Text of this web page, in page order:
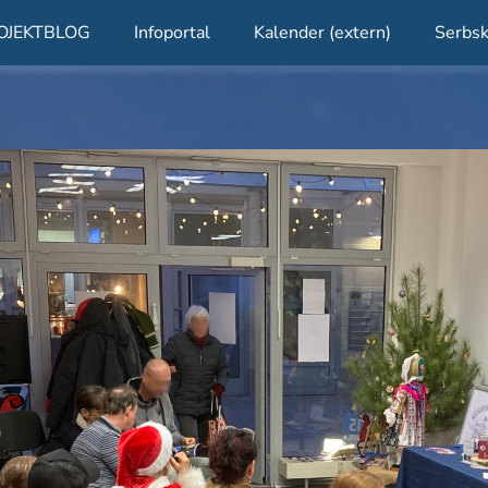
Infoportal Kalender (extern)